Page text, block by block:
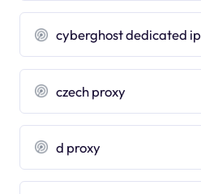
cyberghost dedicated ip
czech proxy
d proxy